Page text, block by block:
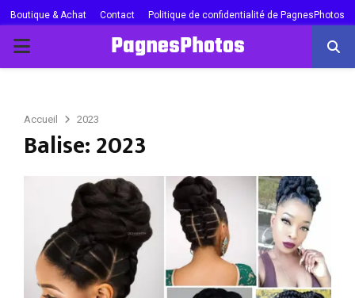
Boutique & Achat Contact Politique de confidentialité de PagnesPhotos
PRIMARY
PagnesPhotos
Accueil 2023
Balise: 2023